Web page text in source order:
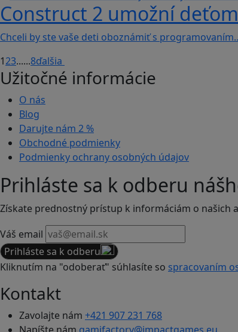
Construct 2 umožní
Chceli by ste vaše deti oboznámiť s
123......8ďalšia
Užitočné informácie
O nás
Blog
Darujte nám 2 %
Obchodné podmienky
Podmienky ochrany osobných údajov
Prihláste sa k odberu
Získate prednostný prístup k informáciám o našich
Váš email
Prihláste sa k odberu
Kliknutím na "odoberať" súhlasíte so spracovaním
Kontakt
Zavolajte nám +421 907 231 768